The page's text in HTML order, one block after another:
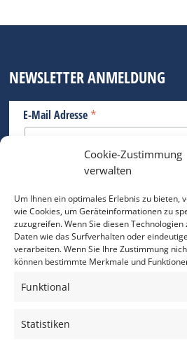
Cookie-Zustimmung
verwalten
Um Ihnen ein optimales Erlebnis zu bieten,
wie Cookies, um Geräteinformationen zu
zuzugreifen. Wenn Sie diesen
Daten wie das Surfverhalten oder
verarbeiten. Wenn Sie Ihre Zustimmung
können bestimmte Merkmale und
Funktional
Statistiken
NEWSLETTER ANMELDUNG
E-Mail Adresse *
Bitte geben Sie Ihre E-Mail Adresse ein.